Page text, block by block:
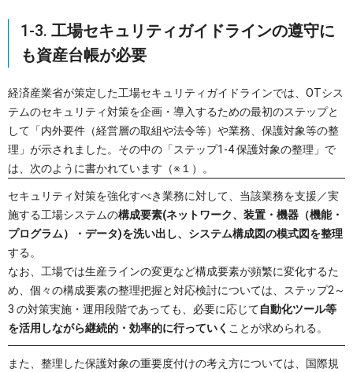
1-3. 工場セキュリティガイドラインの遵守に
も資産台帳が必要
経済産業省が策定した工場セキュリティガイドラインでは、OTシス
テムのセキュリティ対策を企画・導入するための最初のステップと
して「内外要件（経営層の取組や法令等）や業務、保護対象等の整
理」が示されました。その中の「ステップ1-4 保護対象の整理」で
は、次のように書かれています（※１）。
セキュリティ対策を強化すべき業務に対して、当該業務を支援／実
施する工場システムの構成要素(ネットワーク、装置・機器（機能・
プログラム）・データ)を洗い出し、システム構成図の模式図を整理
する。
なお、工場では生産ラインの変更など構成要素が頻繁に変化するた
め、個々の構成要素の整理把握と対応検討については、ステップ2～
3 の対策実施・運用段階であっても、必要に応じて自動化ツール等
を活用しながら継続的・効率的に行っていく ことが求められる。
また、整理した保護対象の重要度付けの考え方については、国際規